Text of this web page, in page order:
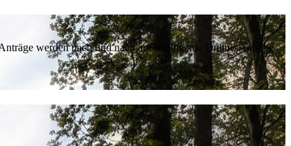
werden nach und nach auf intelligente Online-Anträge